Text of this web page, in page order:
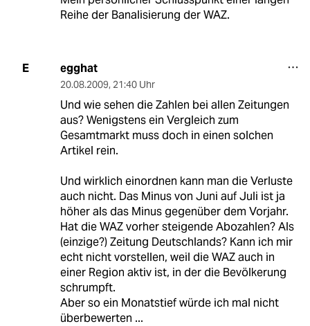
Reihe der Banalisierung der WAZ.
E egghat
20.08.2009, 21:40 Uhr
Und wie sehen die Zahlen bei allen Zeitungen
aus? Wenigstens ein Vergleich zum
Gesamtmarkt muss doch in einen solchen
Artikel rein.
Und wirklich einordnen kann man die Verluste
auch nicht. Das Minus von Juni auf Juli ist ja
höher als das Minus gegenüber dem Vorjahr.
Hat die WAZ vorher steigende Abozahlen? Als
(einzige?) Zeitung Deutschlands? Kann ich mir
echt nicht vorstellen, weil die WAZ auch in
einer Region aktiv ist, in der die Bevölkerung
schrumpft.
Aber so ein Monatstief würde ich mal nicht
überbewerten ...